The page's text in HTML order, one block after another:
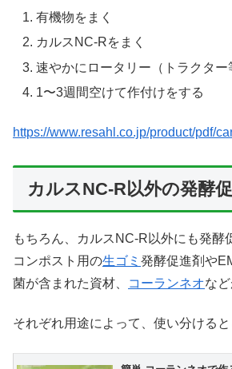
有機物をまく
カルスNC-Rをまく
速やかにロータリー（トラクター
1〜3週間空けて作付けをする
https://www.resahl.co.jp/product/pdf/
カルスNC-R以外の発酵
もちろん、カルスNC-R以外にも発酵
コンポスト用の生ゴミ 発酵促進剤や
菌が含まれた資材、
コーランネオなど
それぞれ用途によって、使い分けると